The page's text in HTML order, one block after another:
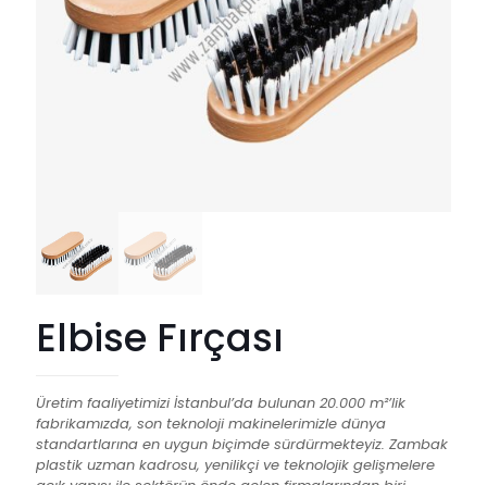
Elbise Fırçası
Üretim faaliyetimizi İstanbul’da bulunan 20.000 m²’lik
fabrikamızda, son teknoloji makinelerimizle dünya
standartlarına en uygun biçimde sürdürmekteyiz. Zambak
plastik uzman kadrosu, yenilikçi ve teknolojik gelişmelere